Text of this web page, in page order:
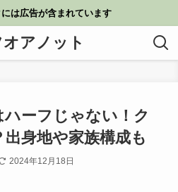
は広告が含まれています
アノット
ハーフじゃない！ク
出身地や家族構成も
2024年12月18日